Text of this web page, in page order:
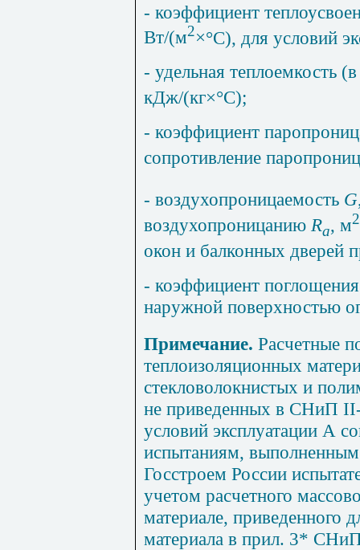
- коэффициент
Вт/(м2×°С), для условий
- удельная теплоемкость
кДж/(кг×°С);
- коэффициент
сопротивление
- воздухопроницаемость G
воздухопроницанию Ra, м2
окон и балконных дверей
- коэффициент
наружной поверхностью
Примечание. Расчетные
теплоизоляционных
стекловолокнистых и
не приведенных в СНиП II
условий эксплуатации А
испытаниям,
Госстроем России
учетом расчетного
материале, приведенного
материала в прил. 3*